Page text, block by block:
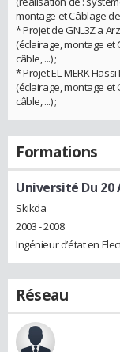
montage et Câblage
* Projet de GNL3Z a
(éclairage, montage et
câble, ...) ;
* Projet EL-MERK
(éclairage, montage et
câble, ...) ;
Formations
Université Du 20
Skikda
2003 - 2008
Ingénieur d’état en
Réseau